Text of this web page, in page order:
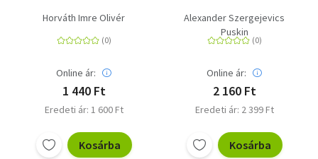
Horváth Imre Olivér
Online ár:
1 440 Ft
Eredeti ár: 1 600 Ft
Kosárba
Alexander Szergejevics
Puskin
Online ár:
2 160 Ft
Eredeti ár: 2 399 Ft
Kosárba